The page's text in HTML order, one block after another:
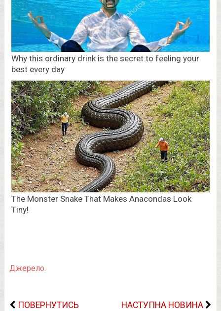
Джерело.
ПОВЕРНУТИСЬ
НАСТУПНА НОВИНА